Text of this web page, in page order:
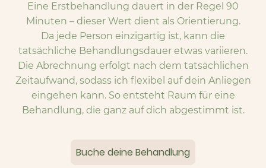
Eine Erstbehandlung dauert in der Regel 90
Minuten – dieser Wert dient als Orientierung.
Da jede Person einzigartig ist, kann die
tatsächliche Behandlungsdauer etwas variieren.
Die Abrechnung erfolgt nach dem tatsächlichen
Zeitaufwand, sodass ich flexibel auf dein Anliegen
eingehen kann. So entsteht Raum für eine
Behandlung, die ganz auf dich abgestimmt ist.
Buche deine Behandlung